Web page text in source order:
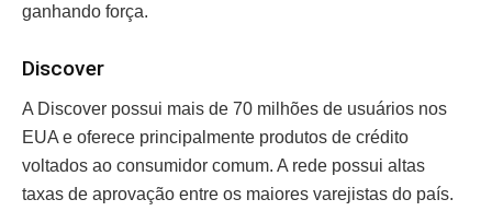
ganhando força.
Discover
A Discover possui mais de 70 milhões de usuários nos
EUA e oferece principalmente produtos de crédito
voltados ao consumidor comum. A rede possui altas
taxas de aprovação entre os maiores varejistas do país.